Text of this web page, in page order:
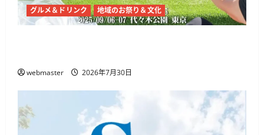
グルメ＆ドリンク 地域のお祭り＆文化
webmaster 2026年7月30日